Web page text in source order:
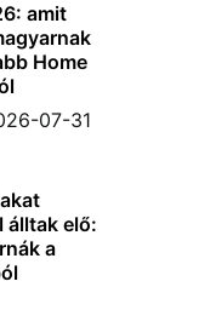
amit
Home
07-31
elő:
a